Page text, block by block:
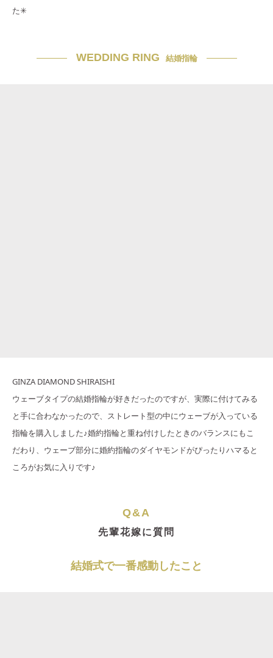
た✳︎
WEDDING RING 結婚指輪
GINZA DIAMOND SHIRAISHI
ウェーブタイプの結婚指輪が好きだったのですが、実際に付けてみる
と手に合わなかったので、ストレート型の中にウェーブが入っている
指輪を購入しました♪婚約指輪と重ね付けしたときのバランスにもこ
だわり、ウェーブ部分に婚約指輪のダイヤモンドがぴったりハマると
ころがお気に入りです♪
Q&A
先輩花嫁に質問
結婚式で一番感動したこと